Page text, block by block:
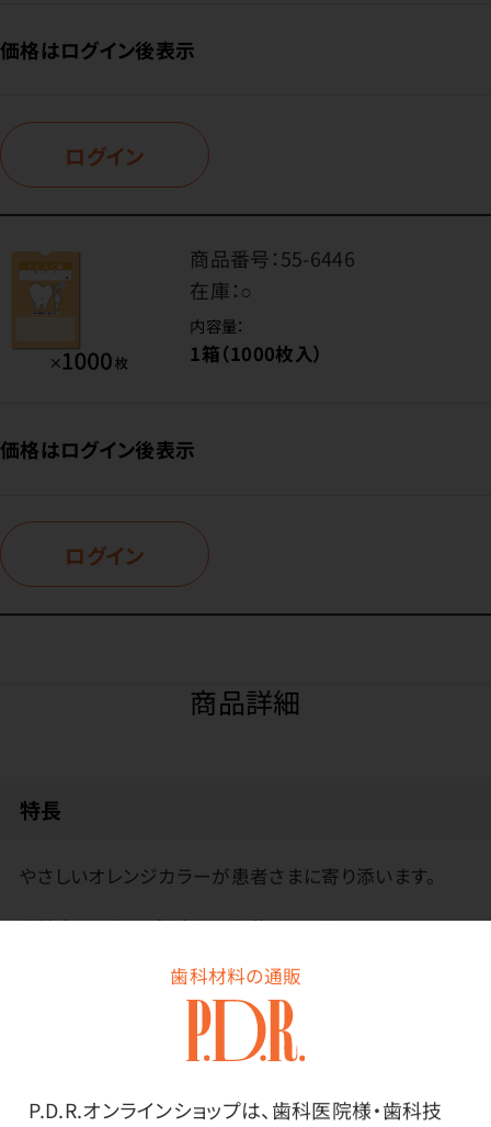
歯科材料の通販
P.D.R.オンラインショップは、歯科医院様・歯科技
価格はログイン後表示
ログイン
商品番号：55-6446
在庫：○
内容量：
1箱（1000枚入）
価格はログイン後表示
ログイン
商品詳細
特長
やさしいオレンジカラーが患者さまに寄り添います。
医院名のスタンプを押してお使いください。
その他